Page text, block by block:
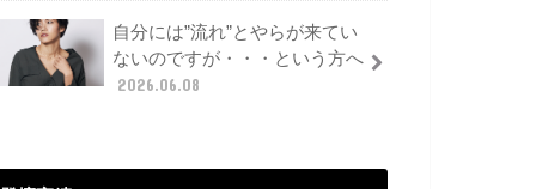
自分には”流れ”とやらが来てい
ないのですが・・・という方へ
2026.06.08